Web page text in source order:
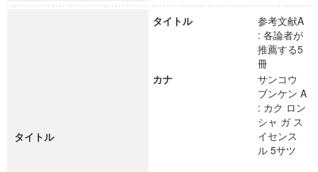
タイトル
タイトル
参考文献A
: 各論者が
推薦する5
冊
カナ
サンコウ
ブンケン A
: カク ロン
シャ ガ ス
イセンス
ル 5サツ